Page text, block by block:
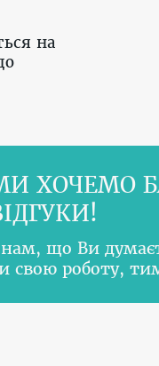
на
ХОЧЕМО
нам, що Ви
свою роботу,